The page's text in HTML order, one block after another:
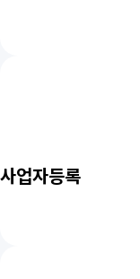
사업자등록